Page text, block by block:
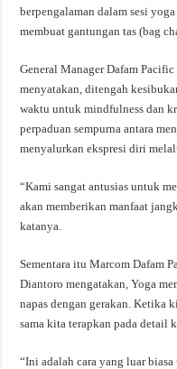
berpengalaman dalam sesi
membuat gantungan tas (bag
General Manager Dafam
menyatakan, ditengah
waktu untuk mindfulness dan
perpaduan sempurna antara
menyalurkan ekspresi diri
“Kami sangat antusias untuk
akan memberikan manfaat
katanya.
Sementara itu Marcom Dafam
Diantoro mengatakan, Yoga
napas dengan gerakan. Ketika
sama kita terapkan pada detail
“Ini adalah cara yang luar